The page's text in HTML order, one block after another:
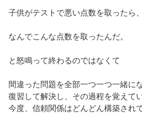
子供がテストで悪い点数を取ったら、
なんでこんな点数を取ったんだ。
と怒鳴って終わるのではなくて
間違った問題を全部一つ一つ一緒に
復習して解決し、その過程を覚えて
今度、信頼関係はどんどん構築され